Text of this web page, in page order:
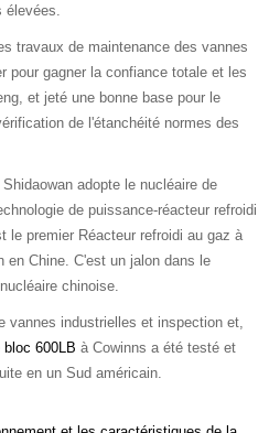
travaux de maintenance des vannes
pour gagner la confiance totale et les
et jeté une bonne base pour le
de l'étanchéité normes des
adopte le nucléaire de
de puissance-réacteur refroidi
le premier Réacteur refroidi au gaz à
en Chine. C'est un jalon dans le
chinoise.
industrielles et inspection et,
bloc 600LB à Cowinns a été testé et
en un Sud américain.